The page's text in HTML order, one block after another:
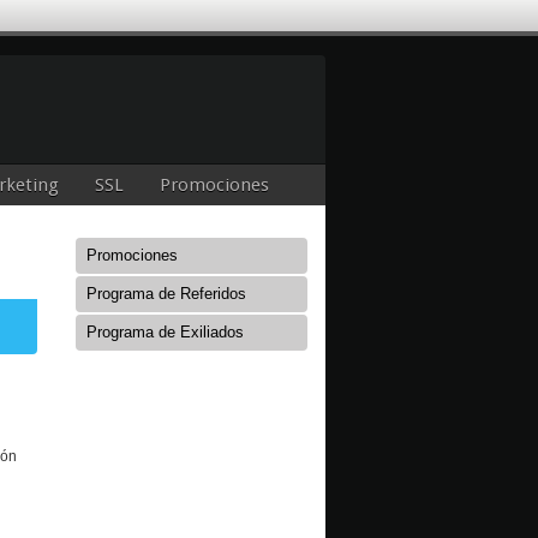
SSL Promociones
Promociones
Programa de Referidos
Programa de Exiliados